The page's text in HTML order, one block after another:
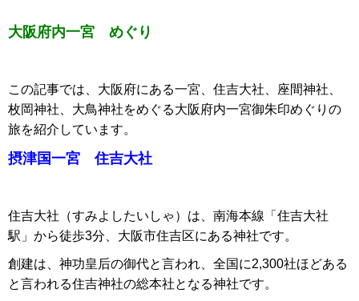
大阪府内一宮 めぐり
この記事では、大阪府にある一宮、住吉大社、座間神社、
枚岡神社、大鳥神社をめぐる大阪府内一宮御朱印めぐりの
旅を紹介しています。
摂津国一宮 住吉大社
住吉大社（すみよしたいしゃ）は、南海本線「住吉大社
駅」から徒歩3分、大阪市住吉区にある神社です。
創建は、神功皇后の御代と言われ、全国に2,300社ほどある
と言われる住吉神社の総本社となる神社です。